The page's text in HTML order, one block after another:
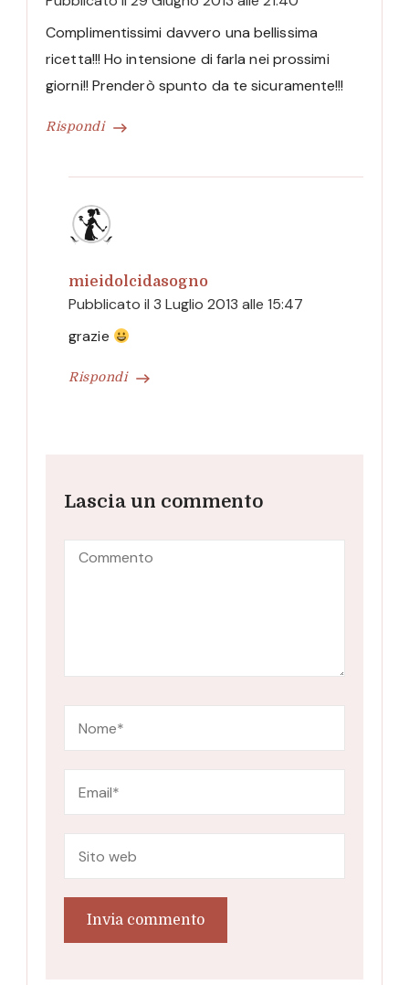
Rispondi
Complimentissimi davvero una bellissima
ricetta!!! Ho intensione di farla nei prossimi
giorni!! Prenderò spunto da te sicuramente!!!
mieidolcidasogno
Pubblicato il 3 Luglio 2013 alle 15:47
Rispondi
grazie
Lascia un commento